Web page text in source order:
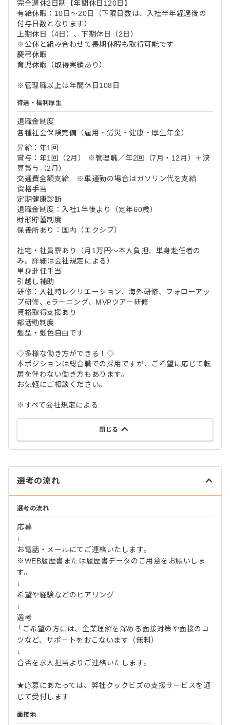
完全週休2日制【年間休日120日】
有給休暇：10日～20日（下限日数は、入社半年経過後の
付与日数となります）
上期休日（4日）、下期休日（2日）
※公休と組み合わせて長期休暇も取得可能です
慶弔休暇
育児休暇（取得実績あり）
※管理職以上は年間休日108日
待遇・福利厚生
退職金制度
各種社会保険完備（雇用・労災・健康・厚生年金）
昇給：年1回
賞与：年1回（2月） ※管理職／年2回（7月・12月）＋決
算賞与（2月）
交通費全額支給 ※車通勤の場合はガソリン代を支給
資格手当
定期健康診断
退職金制度：入社1年後より（定年60歳）
財形貯蓄制度
保養所あり：国内（エクシブ）
社宅・社員寮あり（月1万円～本人負担、単身赴任者の
み。詳細は会社規定による）
単身赴任手当
引越し補助
研修：入社時レクリエーション、海外研修、フォローアッ
プ研修、eラーニング、MVPツアー研修
資格取得支援あり
部活動制度
髪型・髪色自由です
◇多様な働き方ができる！◇
本ポジションは総合職での採用ですが、ご希望に応じて転
居を伴わない働き方もあります。
お気軽にご相談ください。
※すべて会社規定による
閉じる
選考の流れ
選考の流れ
応募
↓
お電話・メールにてご連絡いたします。
※WEB履歴書または履歴書データのご用意をお願いしま
す。
↓
希望や経験などのヒアリング
↓
選考
└ご希望の方には、企業理解を深める面接対策や面接のコ
ツなど、サポートをおこないます（無料）
↓
合否を求人担当よりご連絡いたします。
★応募にあたっては、弊社クックビズの支援サービスを通
じて受付します
面接地